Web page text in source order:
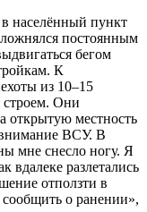
населённый пункт
постоянным
бегом
К
из 10–15
строем. Они
открытую местность
ВСУ. В
мне снесло ногу. Я
вдалеке разлетались
отползти в
о ранении»,